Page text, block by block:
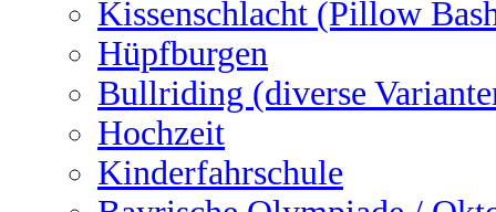
Kissenschlacht (Pillow
Hüpfburgen
Bullriding (diverse
Hochzeit
Kinderfahrschule